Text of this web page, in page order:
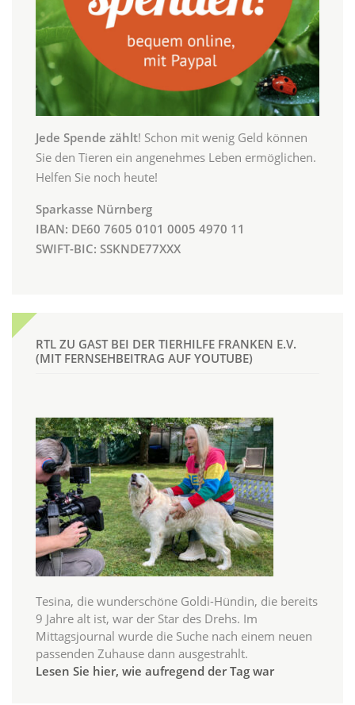
Jede Spende zählt! Schon mit wenig Geld können
Sie den Tieren ein angenehmes Leben ermöglichen.
Helfen Sie noch heute!
Sparkasse Nürnberg
IBAN: DE60 7605 0101 0005 4970 11
SWIFT-BIC: SSKNDE77XXX
RTL ZU GAST BEI DER TIERHILFE FRANKEN E.V.
(MIT FERNSEHBEITRAG AUF YOUTUBE)
Tesina, die wunderschöne Goldi-Hündin, die bereits
9 Jahre alt ist, war der Star des Drehs. Im
Mittagsjournal wurde die Suche nach einem neuen
passenden Zuhause dann ausgestrahlt.
Lesen Sie hier, wie aufregend der Tag war